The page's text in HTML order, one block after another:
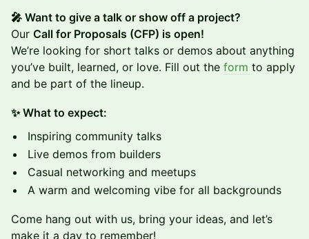
🎤 Want to give a talk or show off a project?
Our Call for Proposals (CFP) is open!
We’re looking for short talks or demos about anything
you’ve built, learned, or love. Fill out the form to apply
and be part of the lineup.
✨ What to expect:
Inspiring community talks
Live demos from builders
Casual networking and meetups
A warm and welcoming vibe for all backgrounds
Come hang out with us, bring your ideas, and let’s
make it a day to remember!